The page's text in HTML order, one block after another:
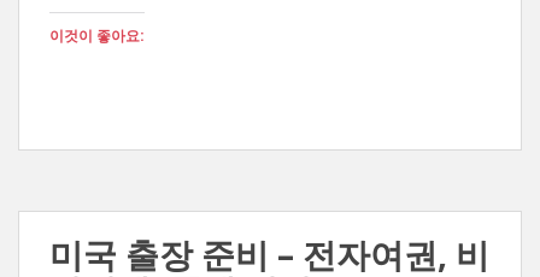
이것이 좋아요:
미국 출장 준비 – 전자여권, 비